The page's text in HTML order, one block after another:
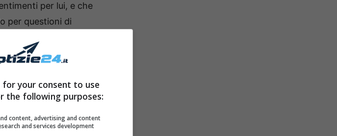
per lui, e che
per questioni di
atteggiamenti non
ma si cercano con
oltre alla
your consent to use
the following purposes:
content, advertising and content
and services development